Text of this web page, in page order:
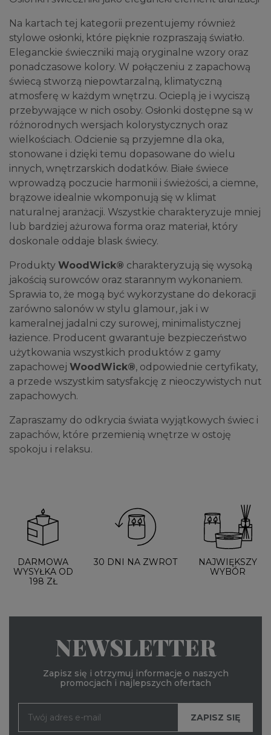
Na kartach tej kategorii prezentujemy również
stylowe osłonki, które pięknie rozpraszają światło.
Eleganckie świeczniki mają oryginalne wzory oraz
ponadczasowe kolory. W połączeniu z zapachową
świecą stworzą niepowtarzalną, klimatyczną
atmosferę w każdym wnętrzu. Ocieplą je i wyciszą
przebywające w nich osoby. Osłonki dostępne są w
różnorodnych wersjach kolorystycznych oraz
wielkościach. Odcienie są przyjemne dla oka,
stonowane i dzięki temu dopasowane do wielu
innych, wnętrzarskich dodatków. Białe świece
wprowadzą poczucie harmonii i świeżości, a ciemne,
brązowe idealnie wkomponują się w klimat
naturalnej aranżacji. Wszystkie charakteryzuje mniej
lub bardziej ażurowa forma oraz materiał, który
doskonale oddaje blask świecy.
Produkty WoodWick® charakteryzują się wysoką
jakością surowców oraz starannym wykonaniem.
Sprawia to, że mogą być wykorzystane do dekoracji
zarówno salonów w stylu glamour, jak i w
kameralnej jadalni czy surowej, minimalistycznej
łazience. Producent gwarantuje bezpieczeństwo
użytkowania wszystkich produktów z gamy
zapachowej WoodWick®, odpowiednie certyfikaty,
a przede wszystkim satysfakcję z nieoczywistych nut
zapachowych.
Zapraszamy do odkrycia świata wyjątkowych świec i
zapachów, które przemienią wnętrze w ostoję
spokoju i relaksu.
DARMOWA
WYSYŁKA OD
198 ZŁ
30 DNI NA ZWROT
NAJWIĘKSZY
WYBÓR
NEWSLETTER
Zapisz się i otrzymuj informacje o naszych
promocjach i najlepszych ofertach